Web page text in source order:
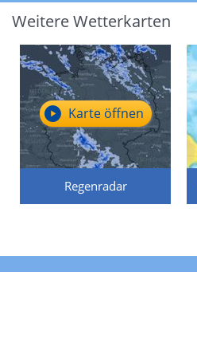
Weitere Wetterkarten
Regenradar
Karte öffnen